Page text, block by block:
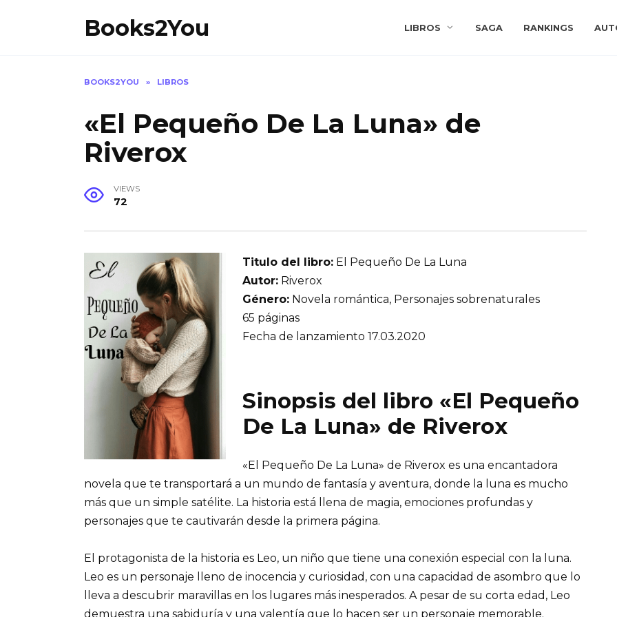
Books2You LIBROS SAGA RANKINGS
BOOKS2YOU » LIBROS
«El Pequeño De La Luna» de
Riverox
VIEWS
72
Titulo del libro: El Pequeño De La Luna
Autor: Riverox
Género: Novela romántica, Personajes sobrenaturales
65 páginas
Fecha de lanzamiento 17.03.2020
Sinopsis del libro «El Pequeño
De La Luna» de Riverox
«El Pequeño De La Luna» de Riverox es una encantadora
novela que te transportará a un mundo de fantasía y aventura, donde la luna es mucho
más que un simple satélite. La historia está llena de magia, emociones profundas y
personajes que te cautivarán desde la primera página.
El protagonista de la historia es Leo, un niño que tiene una conexión especial con la luna.
Leo es un personaje lleno de inocencia y curiosidad, con una capacidad de asombro que lo
lleva a descubrir maravillas en los lugares más inesperados. A pesar de su corta edad, Leo
demuestra una sabiduría y una valentía que lo hacen ser un personaje memorable.